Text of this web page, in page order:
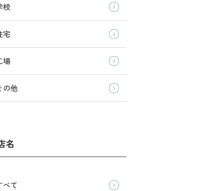
校
宅
場
の他
名
べて